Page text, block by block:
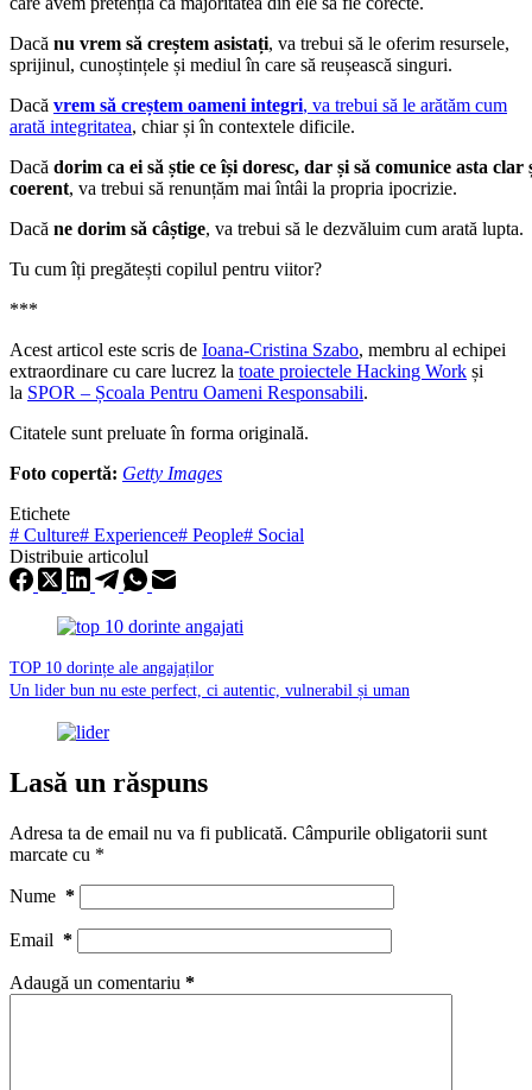
Dacă nu vrem să creștem asistați, va trebui să le oferim resursele,
sprijinul, cunoștințele și mediul în care să reușească singuri.
Dacă vrem să creștem oameni integri, va trebui să le arătăm cum
arată integritatea, chiar și în contextele dificile.
Dacă dorim ca ei să știe ce își doresc, dar și să comunice asta clar
coerent, va trebui să renunțăm mai întâi la propria ipocrizie.
Dacă ne dorim să câștige, va trebui să le dezvăluim cum arată lupta.
Tu cum îți pregătești copilul pentru viitor?
***
Acest articol este scris de Ioana-Cristina Szabo, membru al echipei
extraordinare cu care lucrez la toate proiectele Hacking Work și
la SPOR – Școala Pentru Oameni Responsabili.
Citatele sunt preluate în forma originală.
Foto copertă: Getty Images
Etichete
# Culture# Experience# People# Social
Distribuie articolul
TOP 10 dorințe ale angajaților
Un lider bun nu este perfect, ci autentic, vulnerabil și uman
Lasă un răspuns
Adresa ta de email nu va fi publicată. Câmpurile obligatorii sunt
marcate cu *
Nume *
Email *
Adaugă un comentariu *